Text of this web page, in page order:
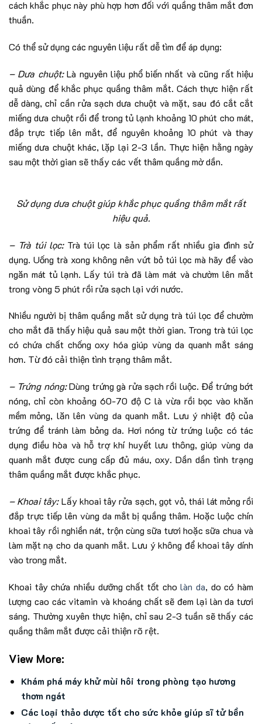
cách khắc phục này phù hợp hơn đối với quầng thâm mắt đơn
thuần.
Có thể sử dụng các nguyên liệu rất dễ tìm để áp dụng:
– Dưa chuột:Là nguyên liệu phổ biến nhất và cũng rất hiệu
quả dùng để khắc phục quầng thâm mắt. Cách thực hiện rất
dễ dàng, chỉ cần rửa sạch dưa chuột và mặt, sau đó cắt cắt
miếng dưa chuột rồi để trong tủ lạnh khoảng 10 phút cho mát,
đắp trực tiếp lên mắt, để nguyên khoảng 10 phút và thay
miếng dưa chuột khác, lặp lại 2-3 lần. Thực hiện hằng ngày
sau một thời gian sẽ thấy các vết thâm quầng mờ dần.
Sử dụng dưa chuột giúp khắc phục quầng thâm mắt rất
hiệu quả.
– Trà túi lọc: Trà túi lọc là sản phẩm rất nhiều gia đình sử
dụng. Uống trà xong không nên vứt bỏ túi lọc mà hãy để vào
ngăn mát tủ lạnh. Lấy túi trà đã làm mát và chườm lên mắt
trong vòng 5 phút rồi rửa sạch lại với nước.
Nhiều người bị thâm quầng mắt sử dụng trà túi lọc để chườm
cho mắt đã thấy hiệu quả sau một thời gian. Trong trà túi lọc
có chứa chất chống oxy hóa giúp vùng da quanh mắt sáng
hơn. Từ đó cải thiện tình trạng thâm mắt.
– Trứng nóng:Dùng trứng gà rửa sạch rồi luộc. Để trứng bớt
nóng, chỉ còn khoảng 60-70 độ C là vừa rồi bọc vào khăn
mềm mỏng, lăn lên vùng da quanh mắt. Lưu ý nhiệt độ của
trứng để tránh làm bỏng da. Hơi nóng từ trứng luộc có tác
dụng điều hòa và hỗ trợ khí huyết lưu thông, giúp vùng da
quanh mắt được cung cấp đủ máu, oxy. Dần dần tình trạng
thâm quầng mắt được khắc phục.
– Khoai tây:Lấy khoai tây rửa sạch, gọt vỏ, thái lát mỏng rồi
đắp trực tiếp lên vùng da mắt bị quầng thâm. Hoặc luộc chín
khoai tây rồi nghiền nát, trộn cùng sữa tươi hoặc sữa chua và
làm mặt nạ cho da quanh mắt. Lưu ý không để khoai tây dính
vào trong mắt.
Khoai tây chứa nhiều dưỡng chất tốt cholàn da, do có hàm
lượng cao các vitamin và khoáng chất sẽ đem lại làn da tươi
sáng. Thường xuyên thực hiện, chỉ sau 2-3 tuần sẽ thấy các
quầng thâm mắt được cải thiện rõ rệt.
View More:
Khám phá máy khử mùi hôi trong phòng tạo hương
thơm ngát
Các loại thảo dược tốt cho sức khỏe giúp sĩ tử bền